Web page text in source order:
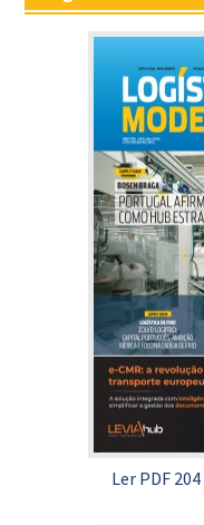
Ler PDF 204